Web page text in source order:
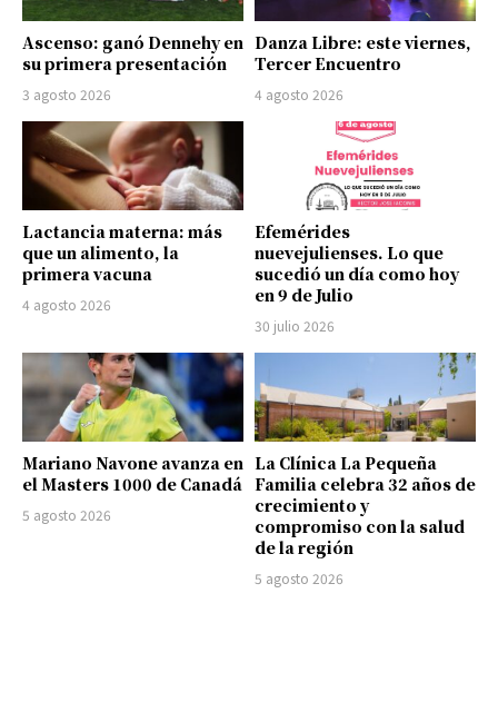
Ascenso: ganó Dennehy en
su primera presentación
3 agosto 2026
Danza Libre: este viernes,
Tercer Encuentro
4 agosto 2026
Lactancia materna: más
que un alimento, la
primera vacuna
4 agosto 2026
Efemérides
nuevejulienses. Lo que
sucedió un día como hoy
en 9 de Julio
30 julio 2026
Mariano Navone avanza en
el Masters 1000 de Canadá
5 agosto 2026
La Clínica La Pequeña
Familia celebra 32 años de
crecimiento y
compromiso con la salud
de la región
5 agosto 2026